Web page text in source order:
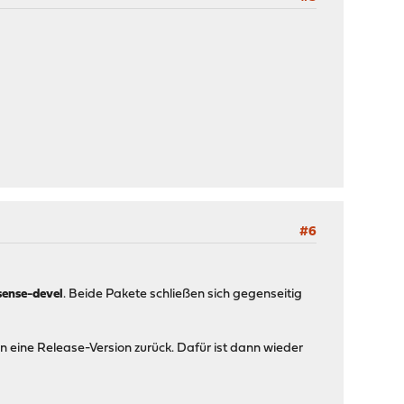
#6
devel. Beide Pakete schließen sich gegenseitig
Release-Version zurück. Dafür ist dann wieder